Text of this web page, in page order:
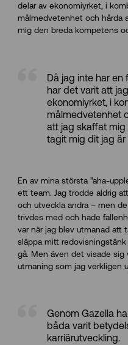
delar av ekonomiyrket, i
målmedvetenhet och hårda
mig den breda kompetens
Då jag inte har en
har det varit att
ekonomiyrket, i
målmedvetenhet
att jag skaffat
tagit mig dit jag är
En av mina största ”aha-
ett team. Jag trodde aldrig
och utveckla andra – men
trivdes med och hade
var när jag blev utmanad att
släppa mitt
gå. Men även det visade sig
utmaning som jag verkligen
Genom Gazella
båda varit
karriärutveckling.